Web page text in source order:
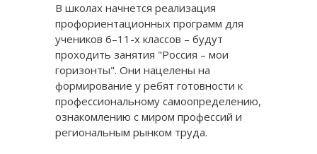
В школах начнется реализация
профориентационных программ для
учеников 6–11-х классов – будут
проходить занятия "Россия – мои
горизонты". Они нацелены на
формирование у ребят готовности к
профессиональному самоопределению,
ознакомлению с миром профессий и
региональным рынком труда.